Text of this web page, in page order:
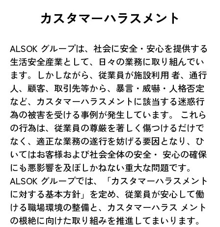
カスタマーハラスメント
ALSOK グループは、社会に安全・安心を提供する
生活安全産業として、日々の業務に取り組んでい
ます。しかしながら、従業員が施設利用 者、通行
人、顧客、取引先等から、暴言・威嚇・人格否定
など、カスタマーハラスメントに該当する迷惑行
為の被害を受ける事例が発生しています。 これら
の行為は、従業員の尊厳を著しく傷つけるだけで
なく、適正な業務の遂行を妨げる要因となり、ひ
いてはお客様および社会全体の安全・ 安心の確保
にも悪影響を及ぼしかねない重大な問題です。
ALSOK グループでは、「カスタマーハラスメント
に対する基本方針」を定め、従業員が安心して働
ける職場環境の整備と、カスタマーハラス メント
の根絶に向けた取り組みを推進してまいります。